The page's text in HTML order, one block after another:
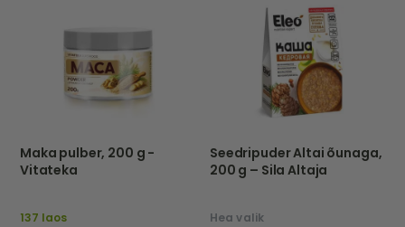
Maka pulber, 200 g -
Vitateka
137 laos
Seedripuder Altai õunaga,
200 g – Sila Altaja
Hea valik